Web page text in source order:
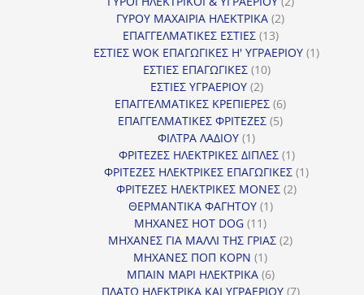
ΓΥΡΟΥ ΜΑΧΑΙΡΙΑ ΗΛΕΚΤΡΙΚΑ 22
ΕΠΑΓΓΕΛΜΑΤΙΚΕΣ ΕΣΤΙΕΣ 1313
προϊόντα
ΕΣΤΙΕΣ WOK ΕΠΑΓΩΓΙΚΕΣ Η' ΥΓΡΑΕΡΙΟΥ 11
ΕΣΤΙΕΣ ΕΠΑΓΩΓΙΚΕΣ 1010
ΕΣΤΙΕΣ ΥΓΡΑΕΡΙΟΥ 22
προϊόντα
ΕΠΑΓΓΕΛΜΑΤΙΚΕΣ ΚΡΕΠΙΕΡΕΣ 66
προϊόντα
ΕΠΑΓΓΕΛΜΑΤΙΚΕΣ ΦΡΙΤΕΖΕΣ 55
ΦΙΛΤΡΑ ΛΑΔΙΟΥ 11
προϊόν
ΦΡΙΤΕΖΕΣ ΗΛΕΚΤΡΙΚΕΣ ΔΙΠΛΕΣ 11
προϊόν
ΦΡΙΤΕΖΕΣ ΗΛΕΚΤΡΙΚΕΣ ΕΠΑΓΩΓΙΚΕΣ 11
ΦΡΙΤΕΖΕΣ ΗΛΕΚΤΡΙΚΕΣ ΜΟΝΕΣ 22
ΘΕΡΜΑΝΤΙΚΑ ΦΑΓΗΤΟΥ 11
ΜΗΧΑΝΕΣ HOT DOG 1111
προϊόντα
ΜΗΧΑΝΕΣ ΓΙΑ ΜΑΛΛΙ ΤΗΣ ΓΡΙΑΣ 22
ΜΗΧΑΝΕΣ ΠΟΠ ΚΟΡΝ 11
προϊόν
ΜΠΑΙΝ ΜΑΡΙ ΗΛΕΚΤΡΙΚΑ 66
προϊόντα
ΠΛΑΤΩ ΗΛΕΚΤΡΙΚΑ ΚΑΙ ΥΓΡΑΕΡΙΟΥ 77